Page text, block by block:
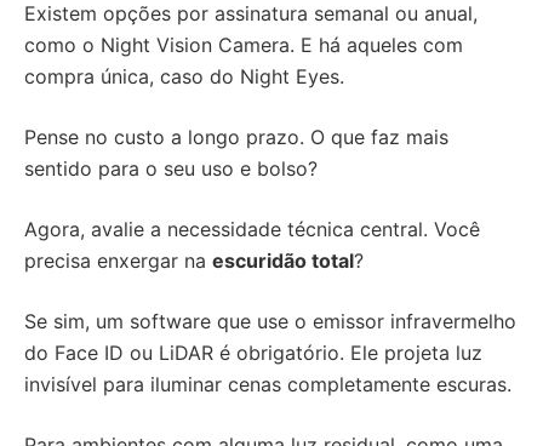
Existem opções por assinatura semanal ou anual,
como o Night Vision Camera. E há aqueles com
compra única, caso do Night Eyes.
Pense no custo a longo prazo. O que faz mais
sentido para o seu uso e bolso?
Agora, avalie a necessidade técnica central. Você
precisa enxergar na escuridão total?
Se sim, um software que use o emissor infravermelho
do Face ID ou LiDAR é obrigatório. Ele projeta luz
invisível para iluminar cenas completamente escuras.